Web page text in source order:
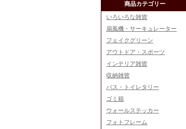
商品カテゴリー
いろいろな雑貨
扇風機・サーキュレーター
フェイクグリーン
アウトドア・スポーツ
インテリア雑貨
収納雑貨
バス・トイレタリー
ゴミ箱
ウォールステッカー
フォトフレーム